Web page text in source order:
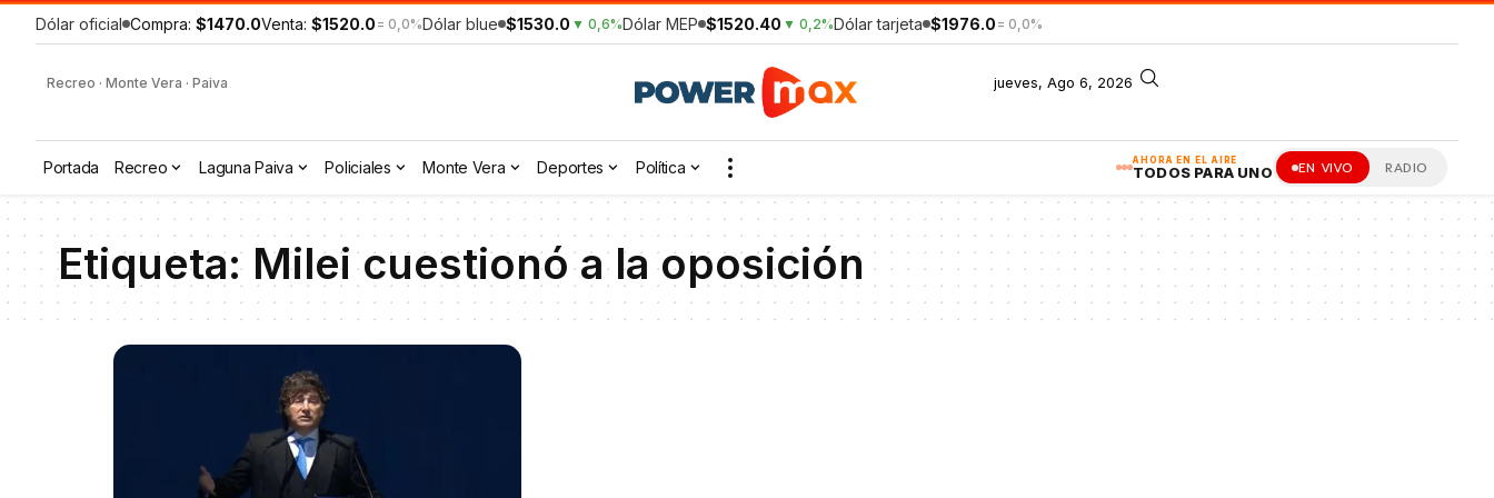
Dólar oficial Compra: $1470.0Venta: $1520.0 = 0,0%Dólar blue $1530.0 ▼ 0,6%Dólar MEP $1520.40 ▼ 0,2%Dólar tarjeta $1976.0 = 0,0%
Recreo · Monte Vera · Paiva jueves, Ago 6, 2026
AHORA EN EL AIRE
TODOS PARA UNO EN VIVO RADIO
Portada Recreo Laguna Paiva Policiales Monte Vera Deportes Política
Etiqueta: Milei cuestionó a la oposición